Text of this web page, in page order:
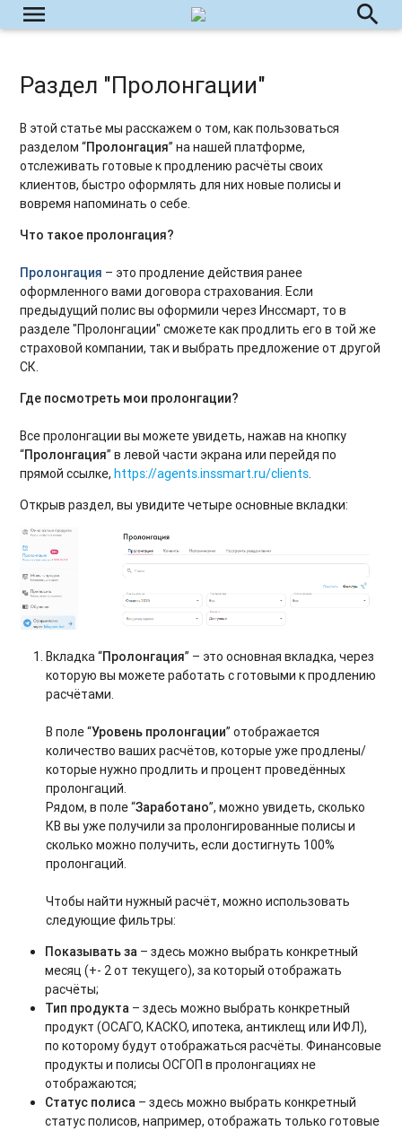
menu search
Раздел "Пролонгации"
В этой статье мы расскажем о том, как пользоваться
разделом “Пролонгация” на нашей платформе,
отслеживать готовые к продлению расчёты своих
клиентов, быстро оформлять для них новые полисы и
вовремя напоминать о себе.
Что такое пролонгация?
Пролонгация – это продление действия ранее
оформленного вами договора страхования. Если
предыдущий полис вы оформили через Инссмарт, то в
разделе "Пролонгации" сможете как продлить его в той же
страховой компании, так и выбрать предложение от другой
СК.
Где посмотреть мои пролонгации?
Все пролонгации вы можете увидеть, нажав на кнопку
“Пролонгация” в левой части экрана или перейдя по
прямой ссылке,https://agents.inssmart.ru/clients.
Открыв раздел, вы увидите четыре основные вкладки:
Вкладка “Пролонгация” – это основная вкладка, через
которую вы можете работать с готовыми к продлению
расчётами.
В поле “Уровень пролонгации” отображается
количество ваших расчётов, которые уже продлены/
которые нужно продлить и процент проведённых
пролонгаций.
Рядом, в поле “Заработано”, можно увидеть, сколько
КВ вы уже получили за пролонгированные полисы и
сколько можно получить, если достигнуть 100%
пролонгаций.
Чтобы найти нужный расчёт, можно использовать
следующие фильтры:
Показывать за – здесь можно выбрать конкретный
месяц (+- 2 от текущего), за который отображать
расчёты;
Тип продукта – здесь можно выбрать конкретный
продукт (ОСАГО, КАСКО, ипотека, антиклещ или ИФЛ),
по которому будут отображаться расчёты. Финансовые
продукты и полисы ОСГОП в пролонгациях не
отображаются;
Статус полиса – здесь можно выбрать конкретный
статус полисов, например, отображать только готовые